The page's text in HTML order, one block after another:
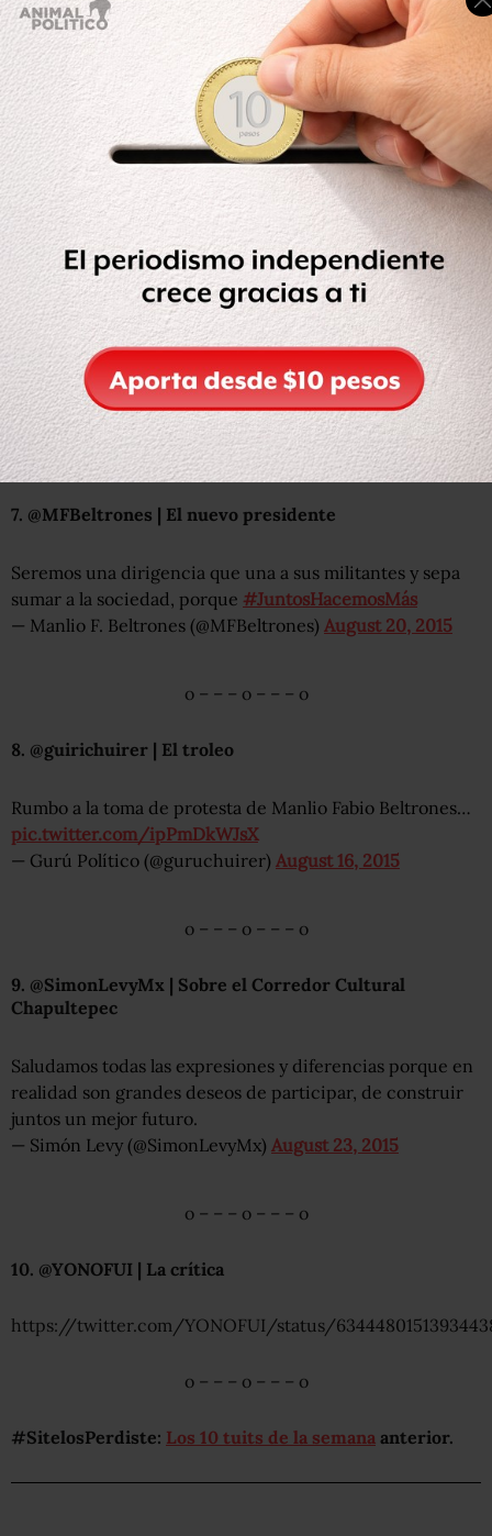
5. @click_necesario | El #calcetagate
#CalcetaGate
pic.twitter.com/PLnnuzELWT
— ClickNecesario (@click_necesario)August 19, 2015
o – – – o – – – o
6. @mariocampos | La explicación que falta
De la fuga del Chapo no se dice nada un mes después
pero para explicar sus calcetas sí tiene tiempo@EPN. No
merecemos este gobierno.
— Mario Campos (@mariocampos)August 19, 2015
o – – – o – – – o
7. @MFBeltrones | El nuevo presidente
Seremos una dirigencia que una a sus militantes y sepa
sumar a la sociedad, porque #JuntosHacemosMás
— Manlio F. Beltrones (@MFBeltrones) August 20, 2015
o – – – o – – – o
8. @guirichuirer | El troleo
Rumbo a la toma de protesta de Manlio Fabio Beltrones…
pic.twitter.com/ipPmDkWJsX
— Gurú Político (@guruchuirer) August 16, 2015
o – – – o – – – o
9. @SimonLevyMx | Sobre el Corredor Cultural
Chapultepec
Saludamos todas las expresiones y diferencias porque en
realidad son grandes deseos de participar, de construir
juntos un mejor futuro.
— Simón Levy (@SimonLevyMx) August 23, 2015
o – – – o – – – o
10. @YONOFUI | La crítica
https://twitter.com/YONOFUI/status/
o – – – o – – – o
#SitelosPerdiste: Los 10 tuits de la semana anterior.